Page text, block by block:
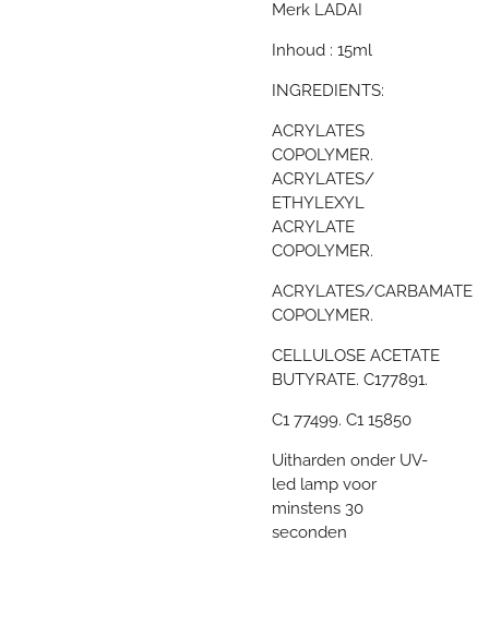
Merk LADAI
Inhoud : 15ml
INGREDIENTS:
ACRYLATES
COPOLYMER.
ACRYLATES/
ETHYLEXYL
ACRYLATE
COPOLYMER.
ACRYLATES/CARBAMATE
COPOLYMER.
CELLULOSE ACETATE
BUTYRATE. C177891.
C1 77499. C1 15850
Uitharden onder UV-
led lamp voor
minstens 30
seconden